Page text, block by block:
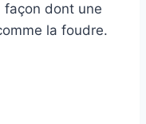
dont une
la foudre.